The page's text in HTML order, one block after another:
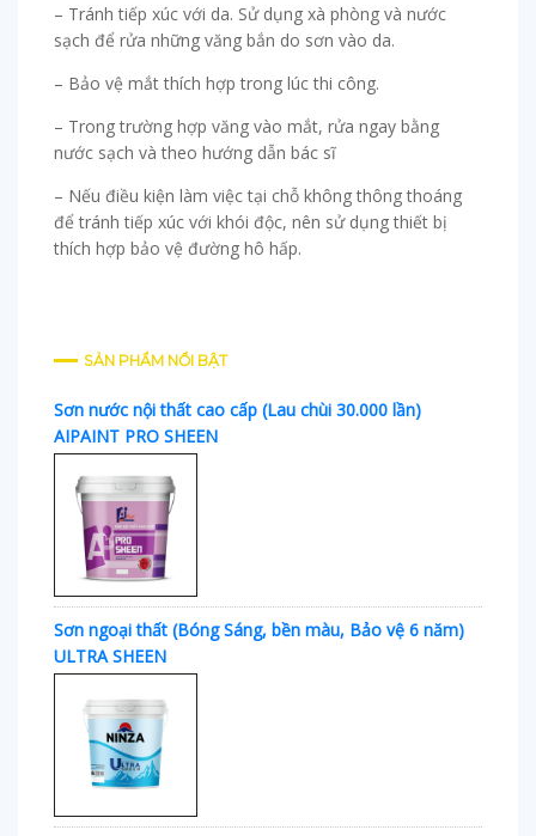
– Tránh tiếp xúc với da. Sử dụng xà phòng và nước
sạch để rửa những văng bắn do sơn vào da.
– Bảo vệ mắt thích hợp trong lúc thi công.
– Trong trường hợp văng vào mắt, rửa ngay bằng
nước sạch và theo hướng dẫn bác sĩ
– Nếu điều kiện làm việc tại chỗ không thông thoáng
để tránh tiếp xúc với khói độc, nên sử dụng thiết bị
thích hợp bảo vệ đường hô hấp.
SẢN PHẨM NỔI BẬT
Sơn nước nội thất cao cấp (Lau chùi 30.000 lần)
AIPAINT PRO SHEEN
Sơn ngoại thất (Bóng Sáng, bền màu, Bảo vệ 6 năm)
ULTRA SHEEN